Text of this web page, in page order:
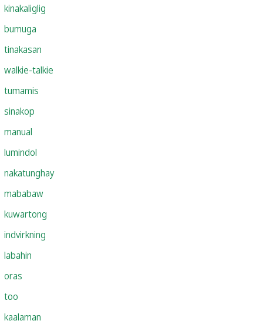
kinakaliglig
bumuga
tinakasan
walkie-talkie
tumamis
sinakop
manual
lumindol
nakatunghay
mababaw
kuwartong
indvirkning
labahin
oras
too
kaalaman